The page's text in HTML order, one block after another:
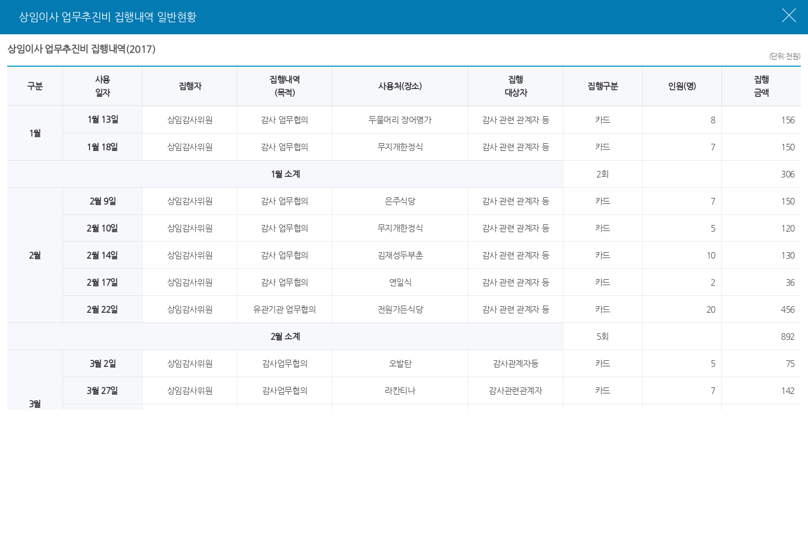
상임이사 업무추진비 집행내역 일반현황
상임이사 업무추진비 집행내역(2017)
(단위:천원)
구분
사용
일자
집행자
집행내역
(목적)
사용처(장소)
집행
대상자
집행구분 인원(명)
집행
금액
1월
1월 13일 상임감사위원 감사 업무협의 두물머리 장어명가 감사 관련 관계자 등 카드 8 156
1월 18일 상임감사위원 감사 업무협의 무지개한정식 감사 관련 관계자 등 카드 7 150
1월 소계 2회 306
2월
2월 9일 상임감사위원 감사 업무협의 은주식당 감사 관련 관계자 등 카드 7 150
2월 10일 상임감사위원 감사 업무협의 무지개한정식 감사 관련 관계자 등 카드 5 120
2월 14일 상임감사위원 감사 업무협의 김재성두부촌 감사 관련 관계자 등 카드 10 130
2월 17일 상임감사위원 감사 업무협의 연일식 감사 관련 관계자 등 카드 2 36
2월 22일 상임감사위원 유관기관 업무협의 전원가든식당 감사 관련 관계자 등 카드 20 456
2월 소계 5회 892
3월
3월 2일 상임감사위원 감사업무협의 오발탄 감사관계자등 카드 5 75
3월 27일 상임감사위원 감사업무협의 라칸티나 감사관련관계자 카드 7 142